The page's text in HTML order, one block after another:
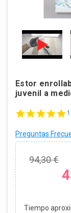
Estor
juvenil a
Preguntas
94,30 €
Tiempo